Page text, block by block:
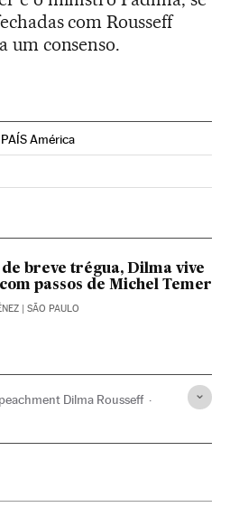
com Rousseff
um consenso.
América
breve trégua, Dilma vive
passos de Michel Temer
| SÃO PAULO
Dilma Rousseff